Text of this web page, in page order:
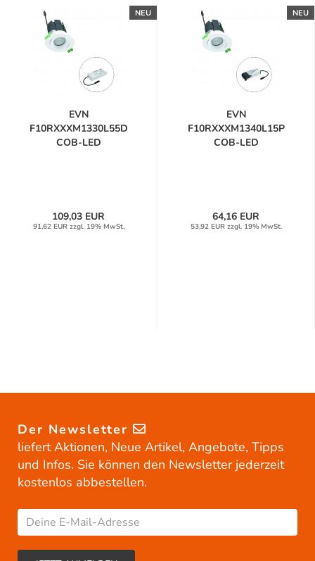
NEU
EVN
F10RXXXM1330L55D
COB-LED
109,03 EUR
91,62 EUR zzgl. 19% MwSt.
NEU
EVN
F10RXXXM1340L15P
COB-LED
64,16 EUR
53,92 EUR zzgl. 19% MwSt.
Der Newsletter
liefert Aktionen, Neue Artikel, Angebote, Tipps
und Infos. Sie können den Newsletter jederzeit
kostenlos abbestellen.